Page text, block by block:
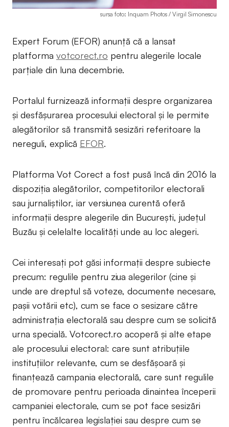
sursa foto: Inquam Photos / Virgil Simonescu
Expert Forum (EFOR) anunță că a lansat
platforma votcorect.ro pentru alegerile locale
parțiale din luna decembrie.
Portalul furnizează informații despre organizarea
și desfășurarea procesului electoral și le permite
alegătorilor să transmită sesizări referitoare la
nereguli, explică EFOR.
Platforma Vot Corect a fost pusă încă din 2016 la
dispoziția alegătorilor, competitorilor electorali
sau jurnaliștilor, iar versiunea curentă oferă
informații despre alegerile din București, județul
Buzău și celelalte localități unde au loc alegeri.
Cei interesați pot găsi informații despre subiecte
precum: regulile pentru ziua alegerilor (cine și
unde are dreptul să voteze, documente necesare,
pașii votării etc), cum se face o sesizare către
administrația electorală sau despre cum se solicită
urna specială. Votcorect.ro acoperă și alte etape
ale procesului electoral: care sunt atribuțiile
instituțiilor relevante, cum se desfășoară și
finanțează campania electorală, care sunt regulile
de promovare pentru perioada dinaintea începerii
campaniei electorale, cum se pot face sesizări
pentru încălcarea legislației sau despre cum se